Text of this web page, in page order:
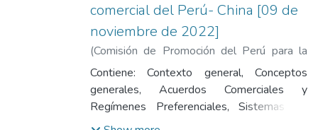
comercial del Perú- China [09 de
noviembre de 2022]
(Comisión de Promoción del Perú para la
Exportación y el Turismo,2022-11-09)
Vega, Sheyla
Contiene: Contexto general, Conceptos
generales, Acuerdos Comerciales y
Regímenes Preferenciales, Sistemas de
certificación, Reglas de origen.